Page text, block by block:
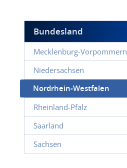
Bundesland
Mecklenburg-Vorpommern
Niedersachsen
Nordrhein-Westfalen
Rheinland-Pfalz
Saarland
Sachsen